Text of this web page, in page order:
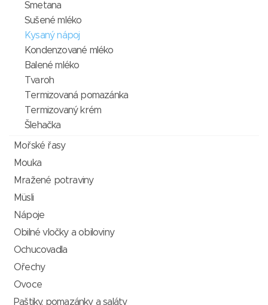
Smetana
Sušené mléko
Kysaný nápoj
Kondenzované mléko
Balené mléko
Tvaroh
Termizovaná pomazánka
Termizovaný krém
Šlehačka
Mořské řasy
Mouka
Mražené potraviny
Müsli
Nápoje
Obilné vločky a obiloviny
Ochucovadla
Ořechy
Ovoce
Paštiky, pomazánky a saláty